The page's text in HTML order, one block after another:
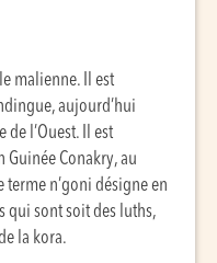
malienne. Il est
aujourd’hui
de l’Ouest. Il est
Conakry, au
terme n’goni désigne en
qui sont soit des luths,
la kora.